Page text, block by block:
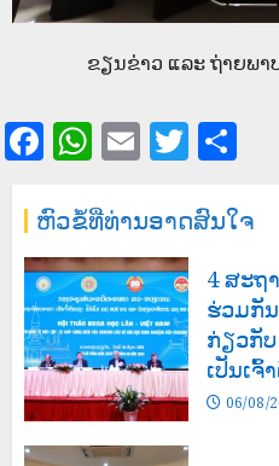
ຂຽນຂ່າວ ແລະ ຖ່າຍພາ
Facebook
WhatsApp
Email
ຫົວຂໍ້ທີ່ທ່ານອາດສົນໃຈ
4 ສະຖ
ຮ່ວມກັ
ກ່ຽວກັ
ເປັນເຈົ້
06/08/